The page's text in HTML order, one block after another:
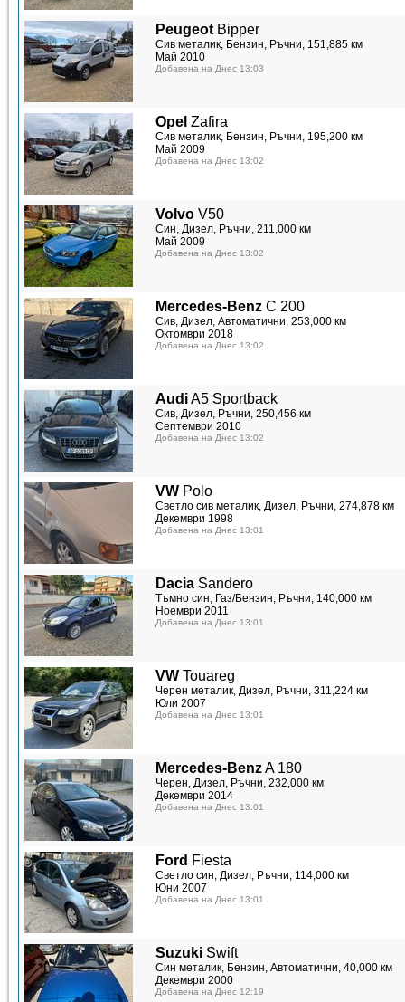
Peugeot Bipper
Сив металик, Бензин, Ръчни, 151,885 км
Май 2010
Добавена на Днес 13:03
Opel Zafira
Сив металик, Бензин, Ръчни, 195,200 км
Май 2009
Добавена на Днес 13:02
Volvo V50
Син, Дизел, Ръчни, 211,000 км
Май 2009
Добавена на Днес 13:02
Mercedes-Benz C 200
Сив, Дизел, Автоматични, 253,000 км
Октомври 2018
Добавена на Днес 13:02
AudiA5 Sportback
Сив, Дизел, Ръчни, 250,456 км
Септември 2010
Добавена на Днес 13:02
VW Polo
Светло сив металик, Дизел, Ръчни, 274,878 км
Декември 1998
Добавена на Днес 13:01
Dacia Sandero
Тъмно син, Газ/Бензин, Ръчни, 140,000 км
Ноември 2011
Добавена на Днес 13:01
VW Touareg
Черен металик, Дизел, Ръчни, 311,224 км
Юли 2007
Добавена на Днес 13:01
Mercedes-BenzA 180
Черен, Дизел, Ръчни, 232,000 км
Декември 2014
Добавена на Днес 13:01
Ford Fiesta
Светло син, Дизел, Ръчни, 114,000 км
Юни 2007
Добавена на Днес 13:01
Suzuki Swift
Син металик, Бензин, Автоматични, 40,000 км
Декември 2000
Добавена на Днес 12:19